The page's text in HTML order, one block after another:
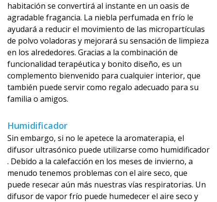
habitación se convertirá al instante en un oasis de
agradable fragancia. La niebla perfumada en frío le
ayudará a reducir el movimiento de las micropartículas
de polvo voladoras y mejorará su sensación de limpieza
en los alrededores. Gracias a la combinación de
funcionalidad terapéutica y bonito diseño, es un
complemento bienvenido para cualquier interior, que
también puede servir como regalo adecuado para su
familia o amigos.
Humidificador
Sin embargo, si no le apetece la aromaterapia, el
difusor ultrasónico puede utilizarse como humidificador
. Debido a la calefacción en los meses de invierno, a
menudo tenemos problemas con el aire seco, que
puede resecar aún más nuestras vías respiratorias. Un
difusor de vapor frío puede humedecer el aire seco y